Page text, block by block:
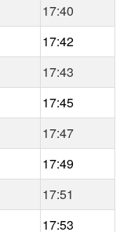
17:40
17:42
17:43
17:45
17:47
17:49
17:51
17:53